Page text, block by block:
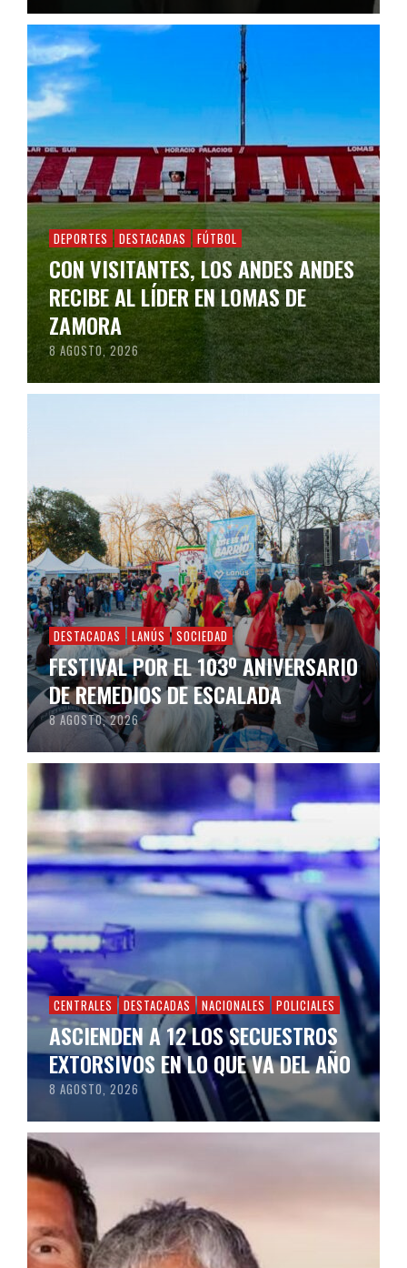
DEPORTES DESTACADAS FÚTBOL
CON VISITANTES, LOS ANDES ANDES
RECIBE AL LÍDER EN LOMAS DE
ZAMORA
8 AGOSTO, 2026
DESTACADAS LANÚS SOCIEDAD
FESTIVAL POR EL 103º ANIVERSARIO
DE REMEDIOS DE ESCALADA
8 AGOSTO, 2026
CENTRALES DESTACADAS NACIONALES POLICIALES
ASCIENDEN A 12 LOS SECUESTROS
EXTORSIVOS EN LO QUE VA DEL AÑO
8 AGOSTO, 2026